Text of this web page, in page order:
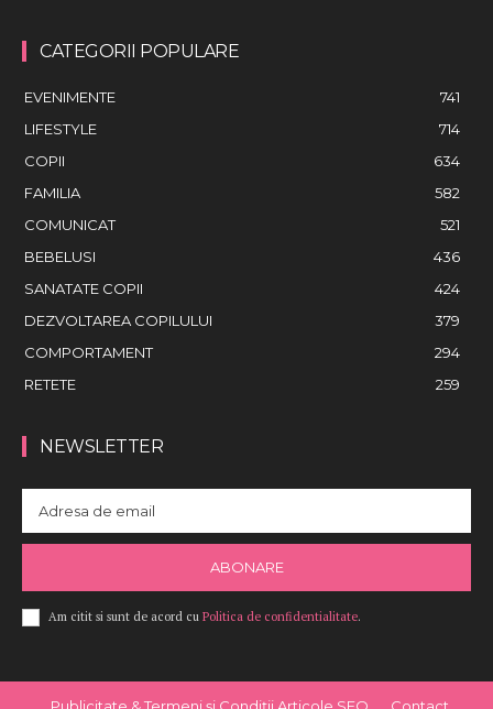
CATEGORII POPULARE
EVENIMENTE
741
LIFESTYLE
714
COPII
634
FAMILIA
582
COMUNICAT
521
BEBELUSI
436
SANATATE COPII
424
DEZVOLTAREA COPILULUI
379
COMPORTAMENT
294
RETETE
259
NEWSLETTER
ABONARE
Am citit si sunt de acord cu Politica de confidentialitate.
Publicitate & Termeni și Condiții Articole SEO Contact